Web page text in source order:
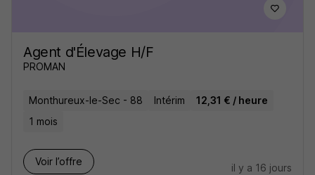
Agent d'Élevage H/F
PROMAN
Monthureux-le-Sec - 88 Intérim
12,31 € / heure
1 mois
Voir l’offre
il y a 16 jours